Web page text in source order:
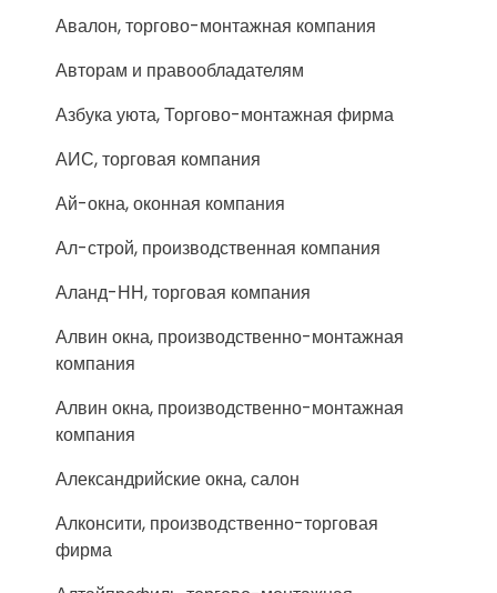
Авалон, торгово-монтажная компания
Авторам и правообладателям
Азбука уюта, Торгово-монтажная фирма
АИС, торговая компания
Ай-окна, оконная компания
Ал-строй, производственная компания
Аланд-НН, торговая компания
Алвин окна, производственно-монтажная
компания
Алвин окна, производственно-монтажная
компания
Александрийские окна, салон
Алконсити, производственно-торговая
фирма